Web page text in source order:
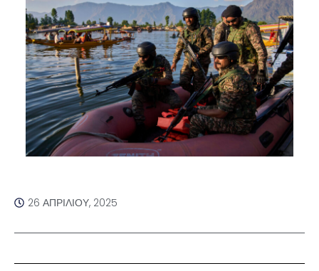
26 ΑΠΡΙΛΊΟΥ, 2025